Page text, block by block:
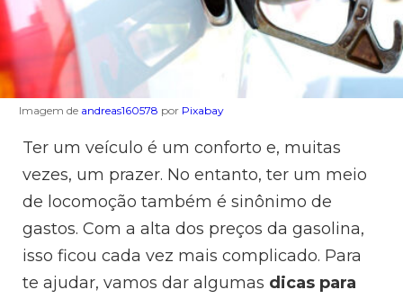
Imagem de andreas160578 por Pixabay
Ter um veículo é um conforto e, muitas
vezes, um prazer. No entanto, ter um meio
de locomoção também é sinônimo de
gastos. Com a alta dos preços da gasolina,
isso ficou cada vez mais complicado. Para
te ajudar, vamos dar algumas dicas para